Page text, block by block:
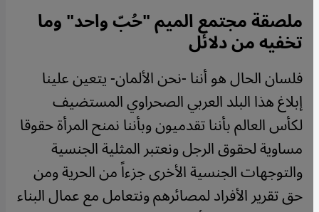
ملصقة مجتمع الميم "حُبّ واحد" وما
تخفيه من دلائل
فلسان الحال هو أننا -نحن الألمان- يتعين علينا
إبلاغ هذا البلد العربي الصحراوي المستضيف
لكأس العالم بأننا تقدميون وبأننا نمنح المرأة حقوقا
مساوية لحقوق الرجل ونعتبر المثلية الجنسية
والتوجهات الجنسية الأخرى جزءاً من الحرية ومن
حق تقرير الأفراد لمصائرهم ونتعامل مع عمال البناء